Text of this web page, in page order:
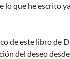
lo que he escrito
de este libro de
del deseo